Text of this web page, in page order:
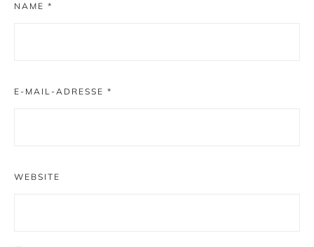
NAME *
E-MAIL-ADRESSE *
WEBSITE